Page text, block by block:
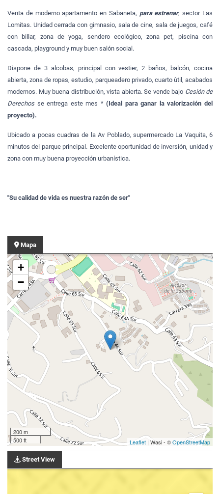
Venta de moderno apartamento en Sabaneta, para estrenar, sector Las
Lomitas. Unidad cerrada con gimnasio, sala de cine, sala de juegos, café
con billar, zona de yoga, sendero ecológico, zona pet, piscina con
cascada, playground y muy buen salón social.
Dispone de 3 alcobas, principal con vestier, 2 baños, balcón, cocina
abierta, zona de ropas, estudio, parqueadero privado, cuarto ùtil, acabados
modernos. Muy buena distribución, vista abierta. Se vende bajo Cesión de
Derechosse entrega este mes *(Ideal para ganar la valorización del
proyecto).
Ubicado a pocas cuadras de la Av Poblado, supermercado La Vaquita, 6
minutos del parque principal. Excelente oportunidad de inversión, unidad y
zona con muy buena proyección urbanística.
"Su calidad de vida es nuestra razón de ser"
Mapa
+
−
200 m
500 ft
Leaflet | Wasi - ©OpenStreetMap
Street View